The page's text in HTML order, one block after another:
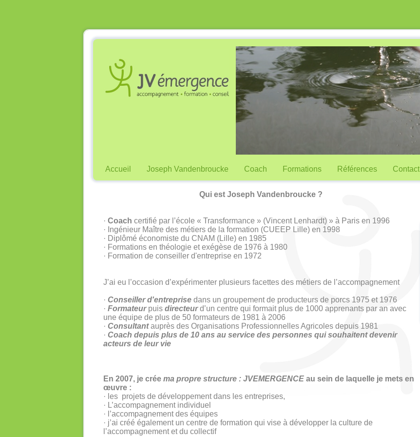
Accueil Joseph Vandenbroucke Coach Formations Références Contact
Qui est Joseph Vandenbroucke ?
· Coach certifié par l’école « Transformance » (Vincent Lenhardt) » à Paris en 1996
· Ingénieur Maître des métiers de la formation (CUEEP Lille) en 1998
· Diplômé économiste du CNAM (Lille) en 1985
· Formations en théologie et exégèse de 1976 à 1980
· Formation de conseiller d'entreprise en 1972
J’ai eu l’occasion d’expérimenter plusieurs facettes des métiers de l’accompagnement
· Conseiller d'entreprise dans un groupement de producteurs de porcs 1975 et 1976
· Formateurpuis directeurd’un centre qui formait plus de 1000 apprenants par an avec
une équipe de plus de 50 formateurs de 1981 à 2006
· Consultantauprès des Organisations Professionnelles Agricoles depuis 1981
· Coach depuis plus de 10 ans au service des personnes qui souhaitent devenir
acteurs de leur vie
En 2007, je crée ma propre structure : JVEMERGENCE au sein de laquelle je mets en
œuvre :
· les projets de développement dans les entreprises,
· L’accompagnement individuel
· l’accompagnement des équipes
· j’ai créé également un centre de formation qui vise à développer la culture de
l’accompagnement et du collectif